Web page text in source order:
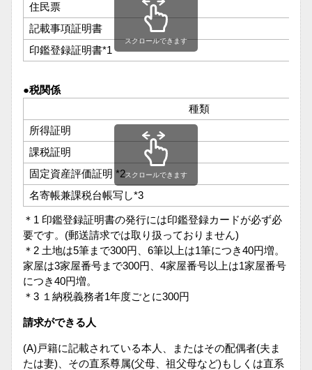
住民票
記載事項証明書
印鑑登録証明書*1
スクロールできます
●税関係
種類
所得証明
課税証明
固定資産評価証明 *2
名寄帳兼課税台帳写し*3
スクロールできます
＊1 印鑑登録証明書の発行には印鑑登録カードが必ず必
要です。(郵送請求では取り扱っておりません)
＊2 土地は5筆まで300円、6筆以上は1筆につき40円増。
家屋は3家屋番号まで300円、4家屋番号以上は1家屋番号
につき40円増。
＊3 １納税義務者1年度ごとに300円
請求ができる人
(A)戸籍に記載されている本人、またはその配偶者(夫ま
たは妻)、その直系尊属(父母、祖父母など)もしくは直系